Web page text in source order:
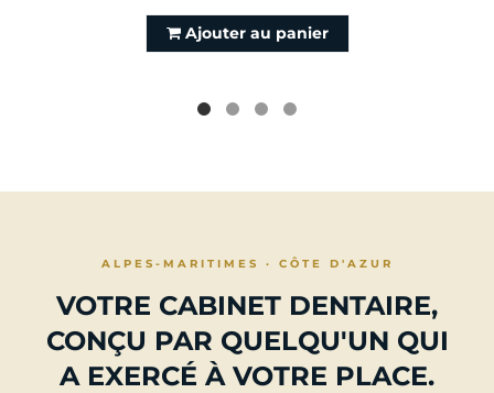
Ajouter au panier
ALPES-MARITIMES · CÔTE D'AZUR
VOTRE CABINET DENTAIRE,
CONÇU PAR QUELQU'UN QUI
A EXERCÉ À VOTRE PLACE.